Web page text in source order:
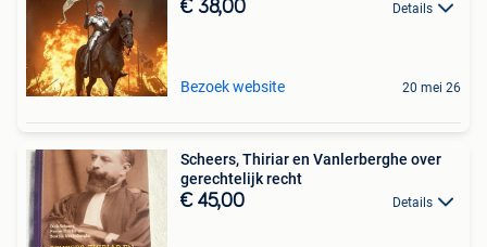
€ 38,00 Details
Bezoek website 20 mei 26
Scheers, Thiriar en Vanlerberghe over
gerechtelijk recht
€ 45,00 Details